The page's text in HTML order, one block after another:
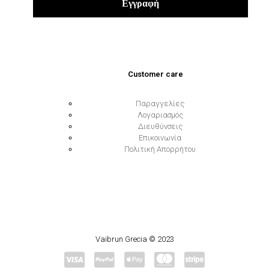
Customer care
Παραγγελίες
Λογαριασμός
Διευθύνσεις
Επικοινωνία
Πολιτική Απορρήτου
Vaibrun Grecia © 2023